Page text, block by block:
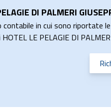
DI PALMERI
in cui sono riportate
LE PELAGIE DI